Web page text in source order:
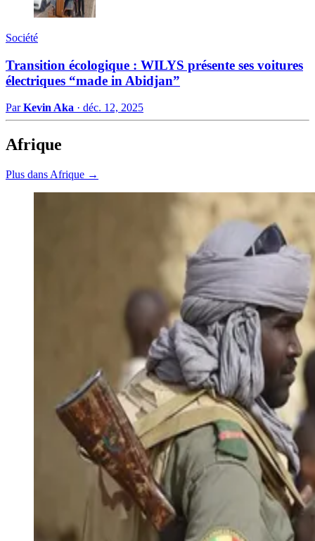
Société
Transition écologique : WILYS présente ses voitures
électriques “made in Abidjan”
ParKevin Aka · déc. 12, 2025
Afrique
Plus dans Afrique →